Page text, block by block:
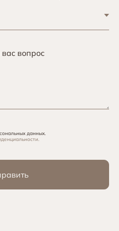
вопрос
данных.